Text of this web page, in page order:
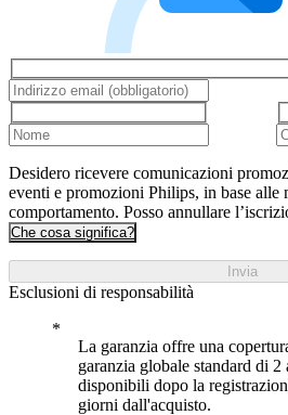
Desidero ricevere comunicazioni
eventi e promozioni Philips, in base alle
comportamento. Posso annullare
Che cosa significa?
Invia
Esclusioni di responsabilità
La garanzia offre una
garanzia globale standard di
disponibili dopo la
giorni dall'acquisto.